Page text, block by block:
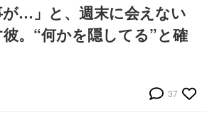
が…」と、週末に会えない
。“何かを隠してる”と確
37